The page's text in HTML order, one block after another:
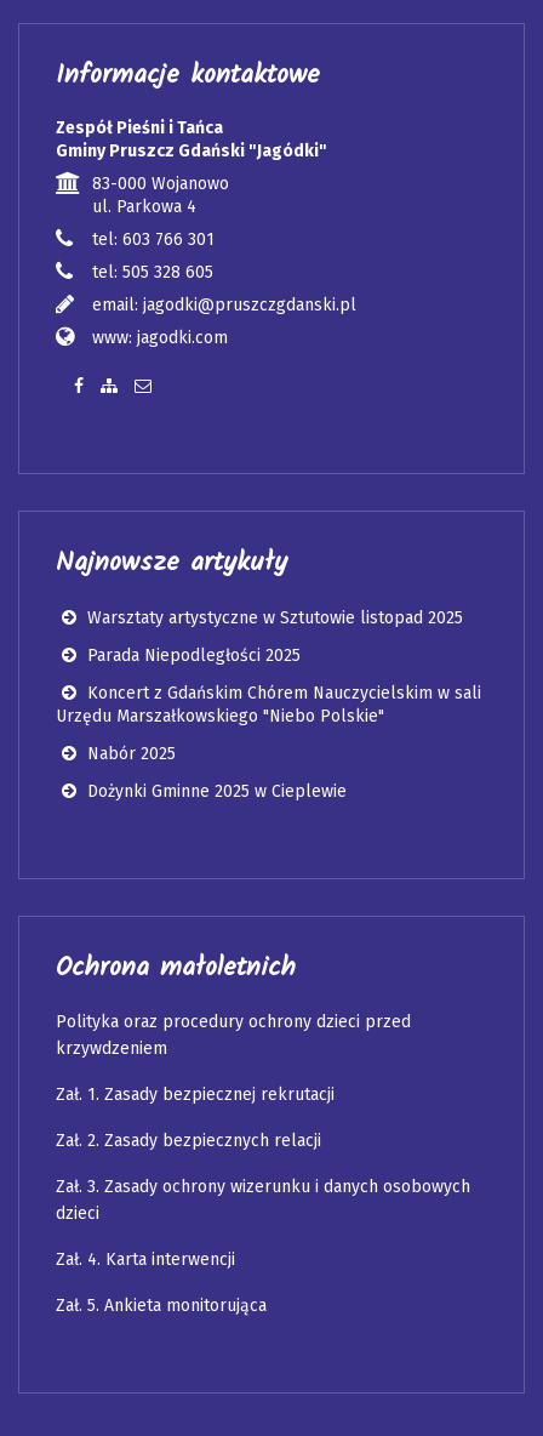
Informacje kontaktowe
Zespół Pieśni i Tańca
Gminy Pruszcz Gdański "Jagódki"
83-000 Wojanowo
ul. Parkowa 4
tel: 603 766 301
tel: 505 328 605
email: jagodki@pruszczgdanski.pl
www: jagodki.com
Biuletyn Informacji Publicznej
Nasza strona na Facebooku
Zobacz mapę strony
Wyślij email
Najnowsze artykuły
Warsztaty artystyczne w Sztutowie listopad 2025
Parada Niepodległości 2025
Koncert z Gdańskim Chórem Nauczycielskim w sali
Urzędu Marszałkowskiego "Niebo Polskie"
Nabór 2025
Dożynki Gminne 2025 w Cieplewie
Ochrona małoletnich
Polityka oraz procedury ochrony dzieci przed
krzywdzeniem
Zał. 1. Zasady bezpiecznej rekrutacji
Zał. 2. Zasady bezpiecznych relacji
Zał. 3. Zasady ochrony wizerunku i danych osobowych
dzieci
Zał. 4. Karta interwencji
Zał. 5. Ankieta monitorująca